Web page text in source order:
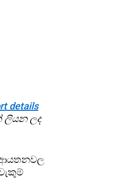
details
ලියන ලද
ආයතනවල